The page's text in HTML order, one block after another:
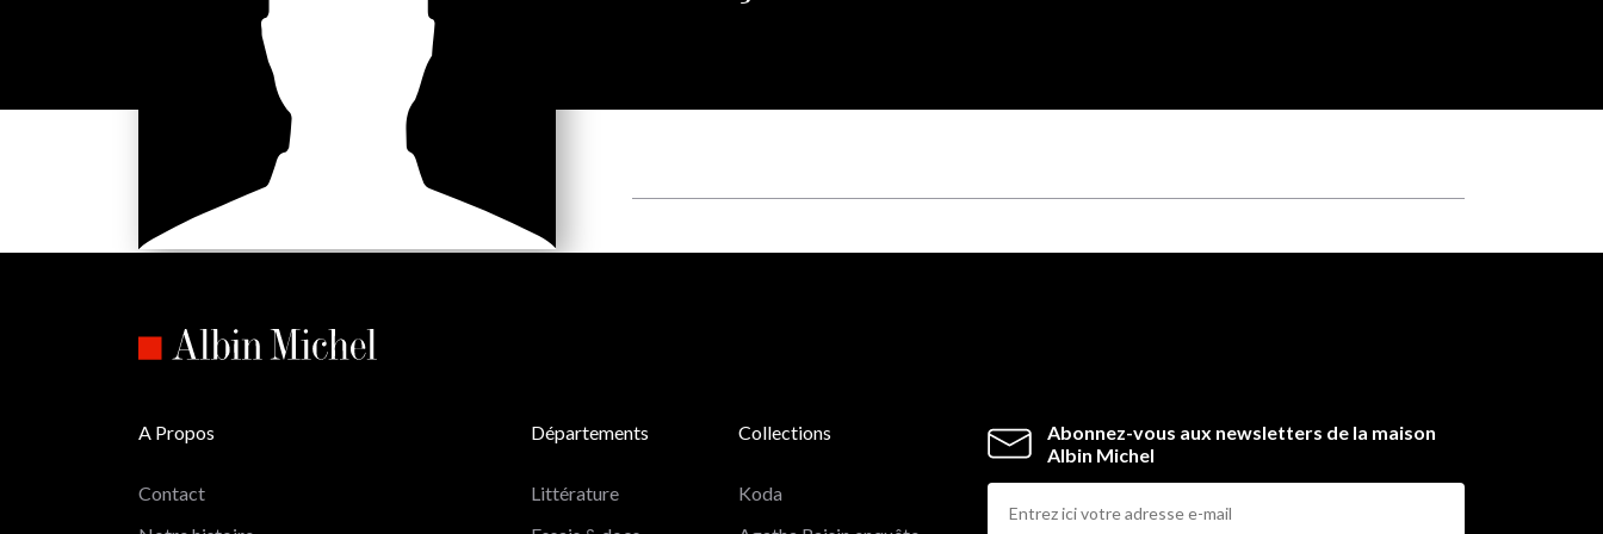
Abonnez-vous aux newsletters de la maison
Albin Michel
A Propos
Contact
Départements
Littérature
Collections
Koda